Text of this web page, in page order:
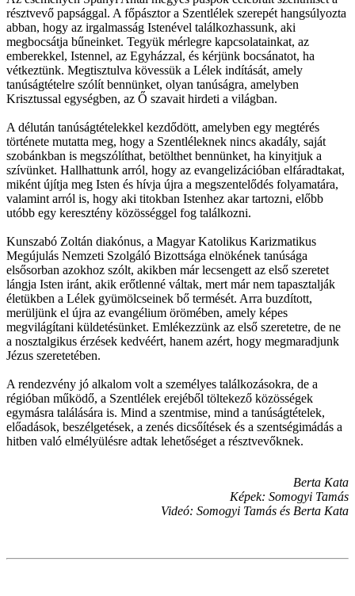
résztvevő papsággal. A főpásztor a Szentlélek szerepét hangsúlyozta
abban, hogy az irgalmasság Istenével találkozhassunk, aki
megbocsátja bűneinket. Tegyük mérlegre kapcsolatainkat, az
emberekkel, Istennel, az Egyházzal, és kérjünk bocsánatot, ha
vétkeztünk. Megtisztulva kövessük a Lélek indítását, amely
tanúságtételre szólít bennünket, olyan tanúságra, amelyben
Krisztussal egységben, az Ő szavait hirdeti a világban.
A délután tanúságtételekkel kezdődött, amelyben egy megtérés
története mutatta meg, hogy a Szentléleknek nincs akadály, saját
szobánkban is megszólíthat, betölthet bennünket, ha kinyitjuk a
szívünket. Hallhattunk arról, hogy az evangelizációban elfáradtakat,
miként újítja meg Isten és hívja újra a megszentelődés folyamatára,
valamint arról is, hogy aki titokban Istenhez akar tartozni, előbb
utóbb egy keresztény közösséggel fog találkozni.
Kunszabó Zoltán diakónus, a Magyar Katolikus Karizmatikus
Megújulás Nemzeti Szolgáló Bizottsága elnökének tanúsága
elsősorban azokhoz szólt, akikben már lecsengett az első szeretet
lángja Isten iránt, akik erőtlenné váltak, mert már nem tapasztalják
életükben a Lélek gyümölcseinek bő termését. Arra buzdított,
merüljünk el újra az evangélium örömében, amely képes
megvilágítani küldetésünket. Emlékezzünk az első szeretetre, de ne
a nosztalgikus érzések kedvéért, hanem azért, hogy megmaradjunk
Jézus szeretetében.
A rendezvény jó alkalom volt a személyes találkozásokra, de a
régióban működő, a Szentlélek erejéből töltekező közösségek
egymásra találására is. Mind a szentmise, mind a tanúságtételek,
előadások, beszélgetések, a zenés dicsőítések és a szentségimádás a
hitben való elmélyülésre adtak lehetőséget a résztvevőknek.
Berta Kata
Képek: Somogyi Tamás
Videó: Somogyi Tamás és Berta Kata